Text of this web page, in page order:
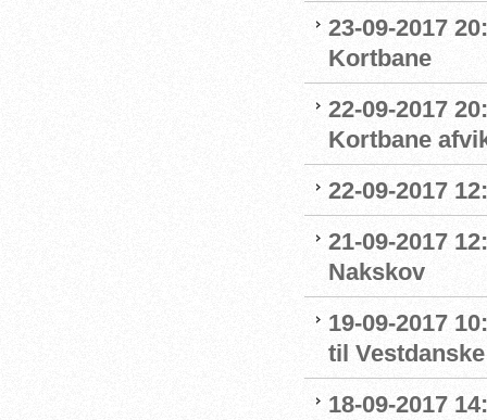
23-09-2017
Kortbane
22-09-2017
Kortbane
22-09-2017
21-09-2017
Nakskov
19-09-2017
til
18-09-2017